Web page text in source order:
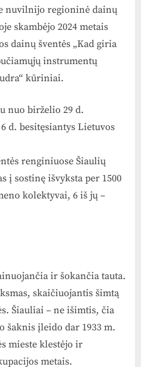
nuvilnijo regioninė dainų
skambėjo 2024 metais
dainų šventės „Kad giria
instrumentų
kūriniai.
nuo birželio 29 d.
d. besitęsiantys Lietuvos
renginiuose Šiaulių
į sostinę išvyksta per 1500
kolektyvai, 6 iš jų –
ir šokančia tauta.
skaičiuojantis šimtą
Šiauliai – ne išimtis, čia
šaknis įleido dar 1933 m.
mieste klestėjo ir
metais.